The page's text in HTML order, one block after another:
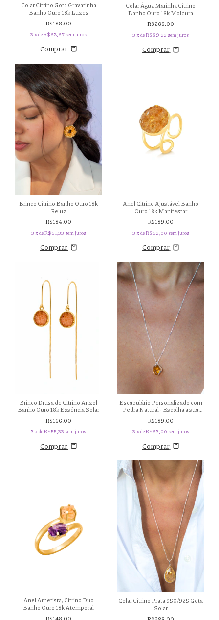
Colar Citrino Gota Gravatinha
Banho Ouro 18k Luzes
R$188,00
3 x deR$62,67 sem juros
Comprar
Colar Água Marinha Citrino
Banho Ouro 18k Moldura
R$268,00
3 x deR$89,33 sem juros
Comprar
Brinco Citrino Banho Ouro 18k
Reluz
R$184,00
3 x deR$61,33 sem juros
Comprar
Anel Citrino Ajustável Banho
Ouro 18k Manifestar
R$189,00
3 x deR$63,00 sem juros
Comprar
Brinco Drusa de Citrino Anzol
Banho Ouro 18k Essência Solar
R$166,00
3 x deR$55,33 sem juros
Comprar
Escapulário Personalizado com
Pedra Natural - Escolha a sua
Pedra - Banho Prata 925
R$189,00
3 x deR$63,00 sem juros
Comprar
Anel Ametista, Citrino Duo
Banho Ouro 18k Atemporal
Colar Citrino Prata 950/925 Gota
Solar